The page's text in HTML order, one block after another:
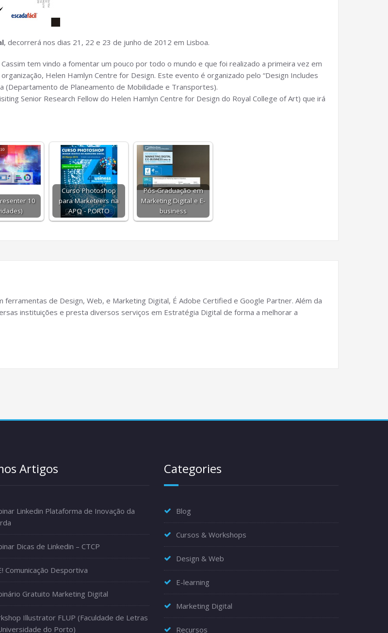
, decorrerá nos dias 21, 22 e 23 de junho de 2012 em Lisboa.
tem vindo a fomentar um pouco por todo o mundo e que foi realizado a primeira vez em
Helen Hamlyn Centre for Design. Este evento é organizado pelo “Design Includes
(Departamento de Planeamento de Mobilidade e Transportes).
Senior Research Fellow do Helen Hamlyn Centre for Design do Royal College of Art) que irá
10
Curso Photoshop
para Marketeers na
APQ - PORTO
Pós-Graduação em
Marketing Digital e E-
business
ferramentas de Design, Web, e Marketing Digital, É Adobe Certified e Google Partner. Além da
instituições e presta diversos serviços em Estratégia Digital de forma a melhorar a
Artigos
Linkedin Plataforma de Inovação da
Dicas de Linkedin – CTCP
Comunicação Desportiva
Gratuito Marketing Digital
Illustrator FLUP (Faculdade de Letras
do Porto)
Categories
Blog
Cursos & Workshops
Design & Web
E-learning
Marketing Digital
Recursos